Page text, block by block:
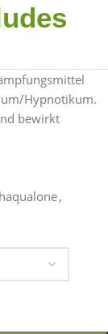
Hypnotikum.
bewirkt
,